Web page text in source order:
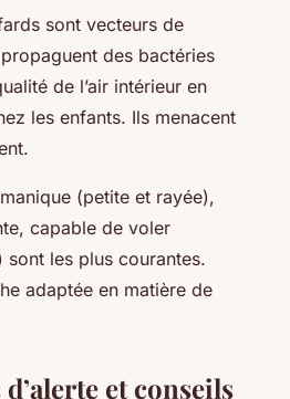
sont vecteurs de
des bactéries
de l’air intérieur en
les enfants. Ils menacent
(petite et rayée),
capable de voler
les plus courantes.
adaptée en matière de
et conseils